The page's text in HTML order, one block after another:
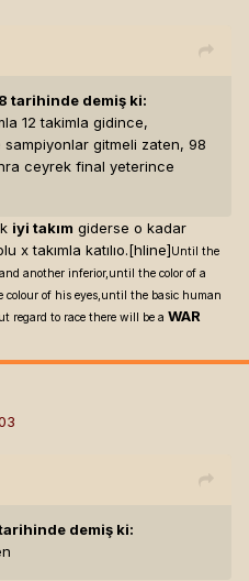
tarihinde demiş ki:
12 takimla gidince,
gitmeli zaten, 98
ceyrek final yeterince
iyi takım giderse o kadar
x takımla katılıo.[hline]Until the
another inferior,until the color of a
of his eyes,until the basic human
regard to race there will be a WAR
demiş ki: